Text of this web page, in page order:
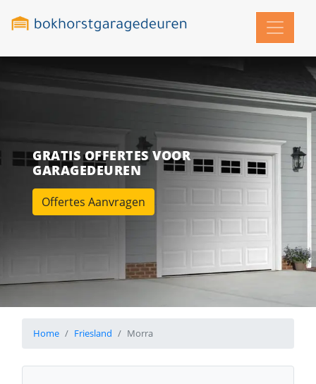
GRATIS OFFERTES VOOR
GARAGEDEUREN
Offertes Aanvragen
Home Friesland Morra